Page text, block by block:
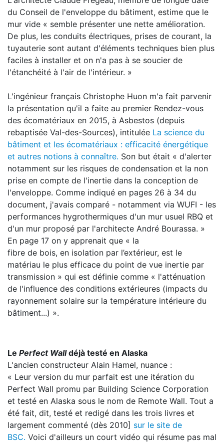
du Conseil de l'enveloppe du bâtiment, estime que le
mur vide « semble présenter une nette amélioration.
De plus, les conduits électriques, prises de courant, la
tuyauterie sont autant d'éléments techniques bien plus
faciles à installer et on n'a pas à se soucier de
l'étanchéité à l'air de l'intérieur. »
L'ingénieur français Christophe Huon m'a fait parvenir
la présentation qu'il a faite au premier Rendez-vous
des écomatériaux en 2015, à Asbestos (depuis
rebaptisée Val-des-Sources), intitulée La science du
bâtiment et les écomatériaux : efficacité énergétique
et autres notions à connaître. Son but était « d'alerter
notamment sur les risques de condensation et la non
prise en compte de l'inertie dans la conception de
l'enveloppe. Comme indiqué en pages 26 à 34 du
document, j'avais comparé - notamment via WUFI - les
performances hygrothermiques d'un mur usuel RBQ et
d'un mur proposé par l'architecte André Bourassa. »
En page 17 on y apprenait que « la
fibre de bois, en isolation par l’extérieur, est le
matériau le plus efficace du point de vue inertie par
transmission » qui est définie comme « l'atténuation
de l'influence des conditions extérieures (impacts du
rayonnement solaire sur la température intérieure du
bâtiment...) ».
Le Perfect Walldéjà testé en Alaska
L'ancien constructeur Alain Hamel, nuance :
« Leur version du mur parfait est une itération du
Perfect Wall promu par Building Science Corporation
et testé en Alaska sous le nom de Remote Wall. Tout a
été fait, dit, testé et redigé dans les trois livres et
largement commenté (dès 2010] sur le site de
BSC. Voici d'ailleurs un court vidéo qui résume pas mal